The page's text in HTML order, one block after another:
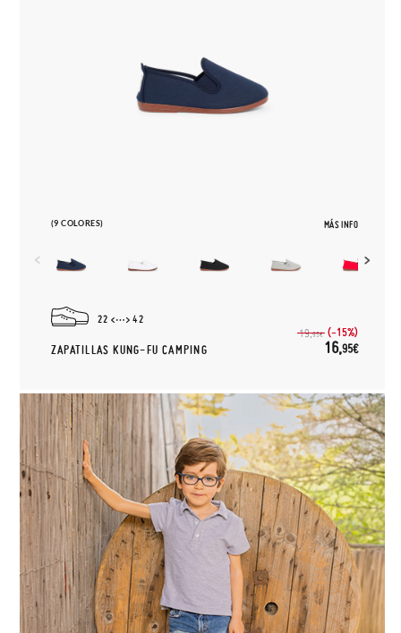
(9 COLORES) MÁS INFO
22 42
ZAPATILLAS KUNG-FU CAMPING
19,95€ (-15%)
16,95€